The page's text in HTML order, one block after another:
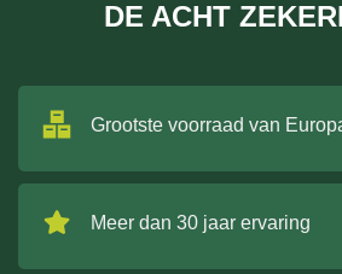
DE ACHT
Grootste voorraad van
Meer dan 30 jaar ervaring